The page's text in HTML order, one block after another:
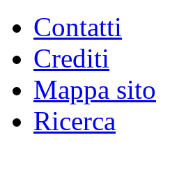
Contatti
Crediti
Mappa sito
Ricerca